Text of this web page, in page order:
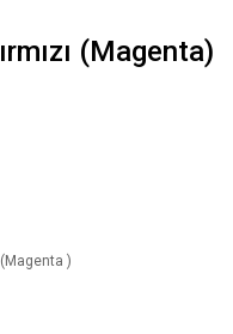
(Magenta)
)